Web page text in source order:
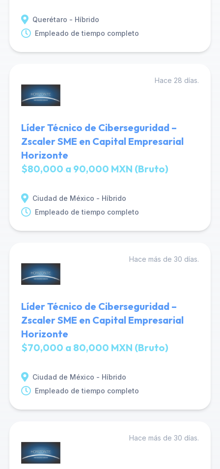
Querétaro - Híbrido
Empleado de tiempo completo
Hace 28 días.
Líder Técnico de Ciberseguridad –
Zscaler SME en Capital Empresarial
Horizonte
$80,000 a 90,000 MXN (Bruto)
Ciudad de México - Híbrido
Empleado de tiempo completo
Hace más de 30 días.
Líder Técnico de Ciberseguridad –
Zscaler SME en Capital Empresarial
Horizonte
$70,000 a 80,000 MXN (Bruto)
Ciudad de México - Híbrido
Empleado de tiempo completo
Hace más de 30 días.